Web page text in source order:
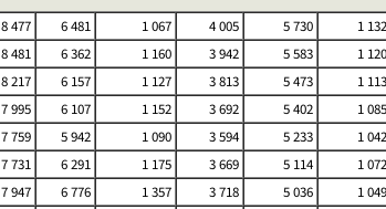
8 477 6 481 1 067 4 005 5 730 1 132
8 481 6 362 1 160 3 942 5 583 1 120
8 217 6 157 1 127 3 813 5 473 1 113
7 995 6 107 1 152 3 692 5 402 1 085
7 759 5 942 1 090 3 594 5 233 1 042
7 731 6 291 1 175 3 669 5 114 1 072
7 947 6 776 1 357 3 718 5 036 1 049